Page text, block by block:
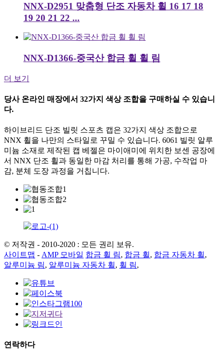
NNX-D2951 맞춤형 단조 자동차 휠 16 17 18
19 20 21 22 ...
NNX-D1366-중국산 합금 휠 휠 림
더 보기
당사 온라인 매장에서 32가지 색상 조합을 구매하실 수 있습니
다.
하이브리드 단조 빌릿 스포츠 캡은 32가지 색상 조합으로
NNX 휠을 나만의 스타일로 꾸밀 수 있습니다. 6061 빌릿 알루
미늄 소재로 제작된 캡 베젤은 마이애미에 위치한 보센 공장에
서 NNX 단조 휠과 동일한 마감 처리를 통해 가공, 수작업 마
감, 분체 도장 과정을 거칩니다.
© 저작권 - 2010-2020 : 모든 권리 보유.
사이트맵 - AMP 모바일 합금 휠 림, 합금 휠, 합금 자동차 휠,
알루미늄 림, 알루미늄 자동차 휠, 휠 림,
연락하다